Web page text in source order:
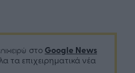
στο Google News
τα επιχειρηματικά νέα